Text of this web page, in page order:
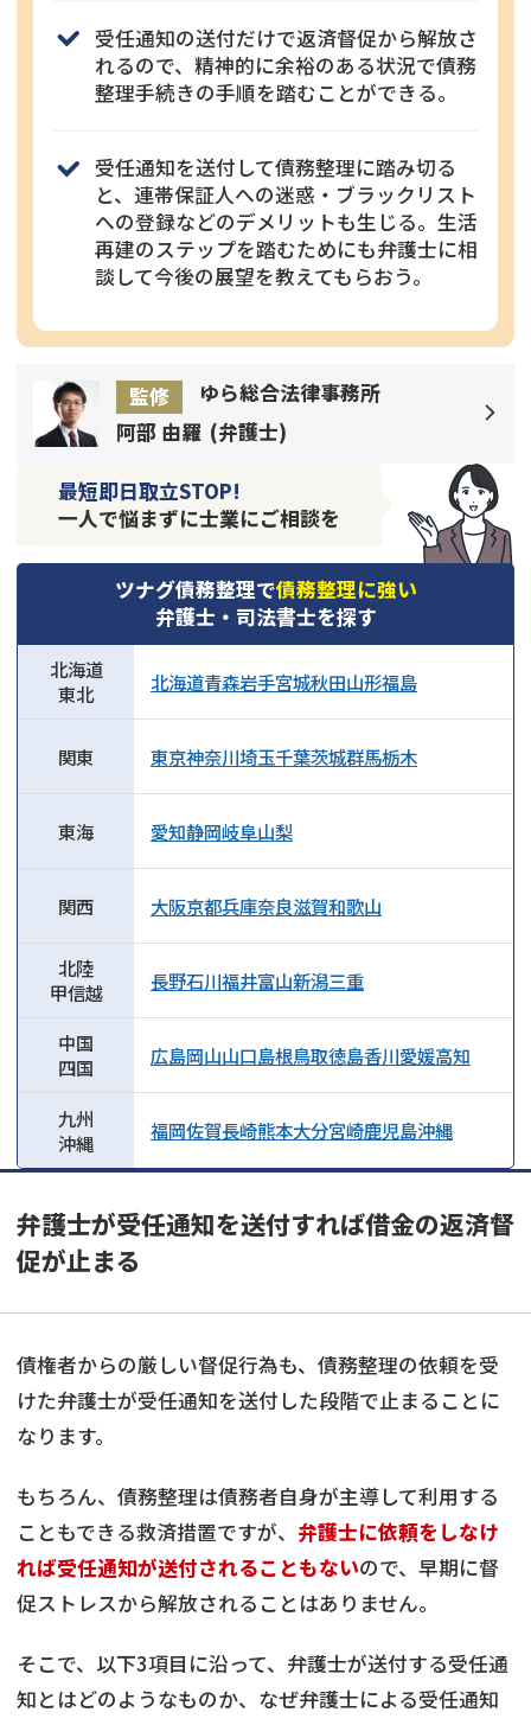
受任通知の送付だけで返済督促から解放さ
れるので、精神的に余裕のある状況で債務
整理手続きの手順を踏むことができる。
受任通知を送付して債務整理に踏み切る
と、連帯保証人への迷惑・ブラックリスト
への登録などのデメリットも生じる。生活
再建のステップを踏むためにも弁護士に相
談して今後の展望を教えてもらおう。
監修
ゆら総合法律事務所
阿部 由羅 (弁護士)
最短即日取立STOP!
一人で悩まずに士業にご相談を
ツナグ債務整理で債務整理に強い
弁護士・司法書士を探す
北海道
東北
北海道青森岩手宮城秋田山形福島
関東 東京神奈川埼玉千葉茨城群馬栃木
東海 愛知静岡岐阜山梨
関西 大阪京都兵庫奈良滋賀和歌山
北陸
甲信越
長野石川福井富山新潟三重
中国
四国
広島岡山山口島根鳥取徳島香川愛媛高知
九州
沖縄
福岡佐賀長崎熊本大分宮崎鹿児島沖縄
弁護士が受任通知を送付すれば借金の返済督
促が止まる
債権者からの厳しい督促行為も、債務整理の依頼を受
けた弁護士が受任通知を送付した段階で止まることに
なります。
もちろん、債務整理は債務者自身が主導して利用する
こともできる救済措置ですが、 弁護士に依頼をしなけ
れば受任通知が送付されることもないので、早期に督
促ストレスから解放されることはありません。
そこで、以下3項目に沿って、弁護士が送付する受任通
知とはどのようなものか、なぜ弁護士による受任通知